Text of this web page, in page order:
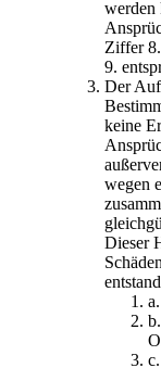
werden
Ziffer
9.
Der
keine
wegen
Dieser